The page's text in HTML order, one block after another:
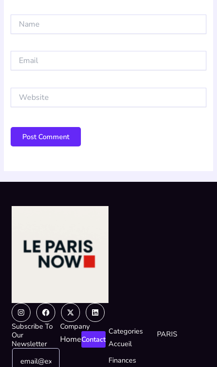
Email
Website
InstagramFacebook
X-
twitter
Linkedin
Subscribe To
Our
Newsletter
EE
Company
HomeContact
Categories
Accueil
Finances
PARIS